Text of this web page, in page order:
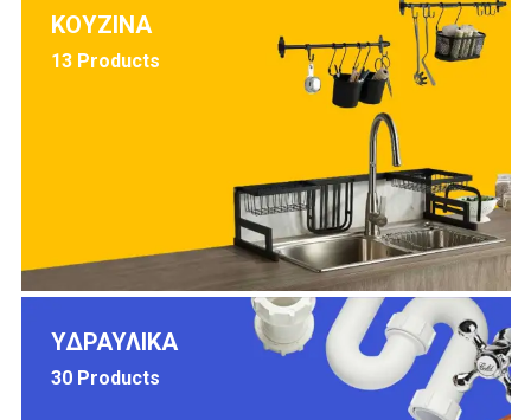
ΚΟΥΖΙΝΑ
13 Products
ΥΔΡΑΥΛΙΚΑ
30 Products